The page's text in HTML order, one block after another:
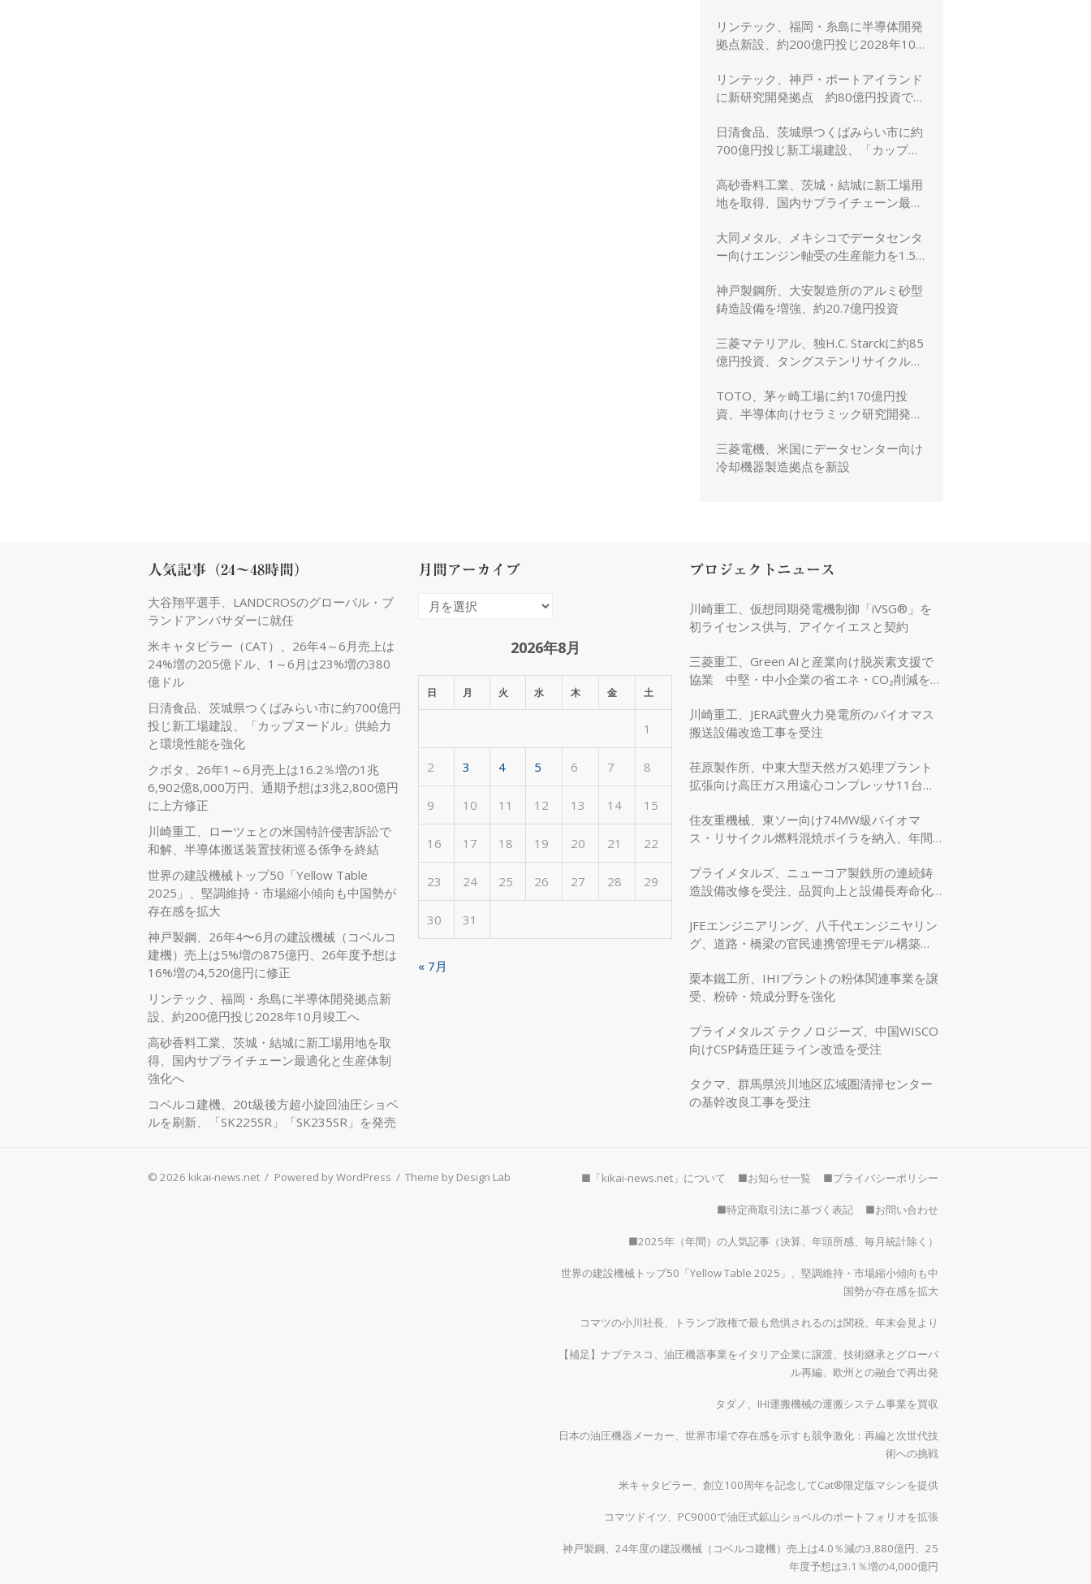
リンテック、福岡・糸島に半導体開発
拠点新設、約200億円投じ2028年10
リンテック、神戸・ポートアイランド
に新研究開発拠点 約80億円投資で新
日清食品、茨城県つくばみらい市に約
700億円投じ新工場建設、「カップヌ
高砂香料工業、茨城・結城に新工場用
地を取得、国内サプライチェーン最適
大同メタル、メキシコでデータセンタ
ー向けエンジン軸受の生産能力を1.5
神戸製鋼所、大安製造所のアルミ砂型
鋳造設備を増強、約20.7億円投資
三菱マテリアル、独H.C. Starckに約85
億円投資、タングステンリサイクル能
TOTO、茅ヶ崎工場に約170億円投
資、半導体向けセラミック研究開発棟
三菱電機、米国にデータセンター向け
冷却機器製造拠点を新設
人気記事（24～48時間）
大谷翔平選手、LANDCROSのグローバル・ブ
ランドアンバサダーに就任
米キャタピラー（CAT）、26年4～6月売上は
24%増の205億ドル、1～6月は23%増の380
億ドル
日清食品、茨城県つくばみらい市に約700億円
投じ新工場建設、「カップヌードル」供給力
と環境性能を強化
クボタ、26年1～6月売上は16.2％増の1兆
6,902億8,000万円、通期予想は3兆2,800億円
に上方修正
川崎重工、ローツェとの米国特許侵害訴訟で
和解、半導体搬送装置技術巡る係争を終結
世界の建設機械トップ50「Yellow Table
2025」、堅調維持・市場縮小傾向も中国勢が
存在感を拡大
神戸製鋼、26年4〜6月の建設機械（コベルコ
建機）売上は5%増の875億円、26年度予想は
16%増の4,520億円に修正
リンテック、福岡・糸島に半導体開発拠点新
設、約200億円投じ2028年10月竣工へ
高砂香料工業、茨城・結城に新工場用地を取
得、国内サプライチェーン最適化と生産体制
強化へ
コベルコ建機、20t級後方超小旋回油圧ショベ
ルを刷新、「SK225SR」「SK235SR」を発売
月間アーカイブ
カ
イ
2026年8月
日 月 火 水 木 金 土
1
2 3 4 5 6 7 8
9 10 11 12 13 14 15
16 17 18 19 20 21 22
23 24 25 26 27 28 29
30 31
« 7月
プロジェクトニュース
川崎重工、仮想同期発電機制御「iVSG®」を
初ライセンス供与、アイケイエスと契約
三菱重工、Green AIと産業向け脱炭素支援で
協業 中堅・中小企業の省エネ・CO₂削減を強
川崎重工、JERA武豊火力発電所のバイオマス
搬送設備改造工事を受注
荏原製作所、中東大型天然ガス処理プラント
拡張向け高圧ガス用遠心コンプレッサ11台を
住友重機械、東ソー向け74MW級バイオマ
ス・リサイクル燃料混焼ボイラを納入、年間
プライメタルズ、ニューコア製鉄所の連続鋳
造設備改修を受注、品質向上と設備長寿命化
JFEエンジニアリング、八千代エンジニヤリン
グ、道路・橋梁の官民連携管理モデル構築
栗本鐵工所、IHIプラントの粉体関連事業を譲
受、粉砕・焼成分野を強化
プライメタルズ テクノロジーズ、中国WISCO
向けCSP鋳造圧延ライン改造を受注
タクマ、群馬県渋川地区広域圏清掃センター
の基幹改良工事を受注
© 2026 kikai-news.net / Powered by WordPress / Theme by Design Lab ■「kikai-news.net」について ■お知らせ一覧 ■プライバシーポリシー
■特定商取引法に基づく表記 ■お問い合わせ
■2025年（年間）の人気記事（決算、年頭所感、毎月統計除く）
世界の建設機械トップ50「Yellow Table 2025」、堅調維持・市場縮小傾向も中
国勢が存在感を拡大
コマツの小川社長、トランプ政権で最も危惧されるのは関税、年末会見より
【補足】ナブテスコ、油圧機器事業をイタリア企業に譲渡、技術継承とグローバ
ル再編、欧州との融合で再出発
タダノ、IHI運搬機械の運搬システム事業を買収
日本の油圧機器メーカー、世界市場で存在感を示すも競争激化：再編と次世代技
術への挑戦
米キャタピラー、創立100周年を記念してCat®限定版マシンを提供
コマツドイツ、PC9000で油圧式鉱山ショベルのポートフォリオを拡張
神戸製鋼、24年度の建設機械（コベルコ建機）売上は4.0％減の3,880億円、25
年度予想は3.1％増の4,000億円